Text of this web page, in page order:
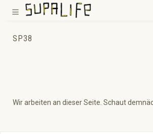
Zum Hauptinhalt springen
SP38
Wir arbeiten an dieser Seite. Schaut